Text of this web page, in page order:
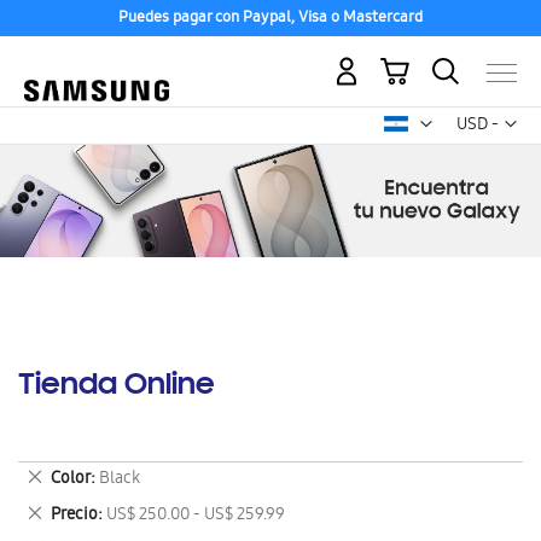
Puedes pagar con Paypal, Visa o Mastercard
USD -
dólar
Mi carrito
Tienda Online
Color Black
Eliminar
este
artículo
Precio US$ 250.00 - US$ 259.99
Eliminar